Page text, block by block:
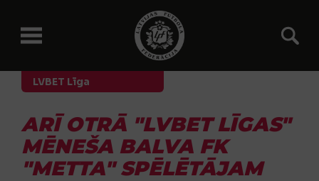
LVBET Līga
ARĪ OTRĀ "LVBET LĪGAS"
MĒNEŠA BALVA FK
"METTA" SPĒLĒTĀJAM